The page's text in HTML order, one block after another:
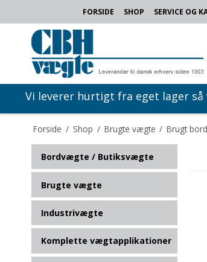
FORSIDE SHOP SERVICE OG
Vi leverer hurtigt fra eget lager
Forside / Shop / Brugte vægte / Brugt
Bordvægte / Butiksvægte
Brugte vægte
Industrivægte
Komplette vægtapplikationer